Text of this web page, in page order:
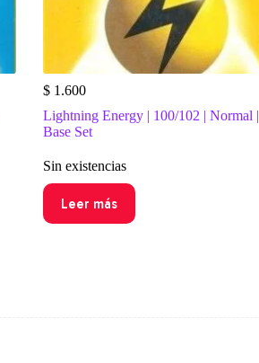
$1.600
Lightning Energy | 100/102 | Normal |
Base Set
Sin existencias
Leer más